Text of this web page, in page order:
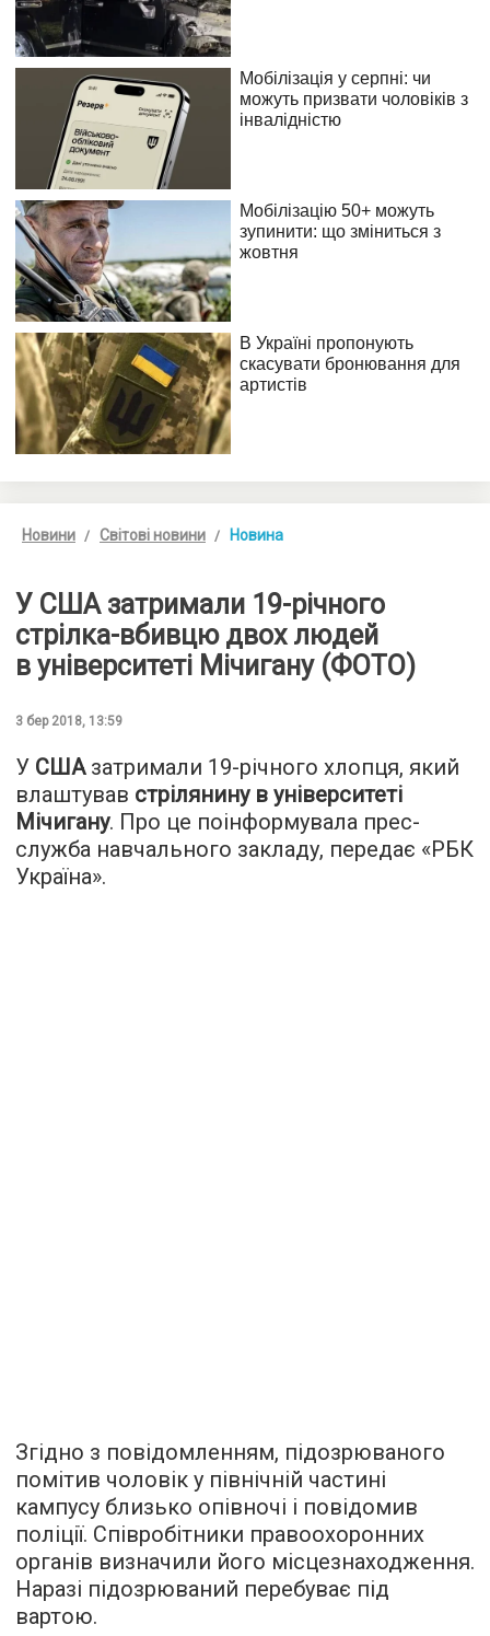
Новини Світові новини Новина
У США затримали 19-річного
стрілка-вбивцю двох людей
в університеті Мічигану (ФОТО)
3 бер 2018, 13:59
У СШАзатримали 19-річного хлопця, який
влаштував стрілянину в університеті
Мічигану. Про це поінформувала прес-
служба навчального закладу, передає «РБК
Україна».
Згідно з повідомленням, підозрюваного
помітив чоловік у північній частині
кампусу близько опівночі і повідомив
поліції. Співробітники правоохоронних
органів визначили його місцезнаходження.
Наразі підозрюваний перебуває під
вартою.